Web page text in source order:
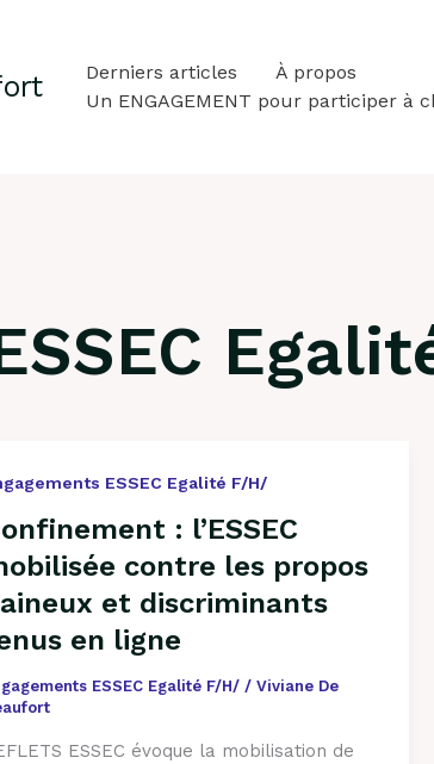
Derniers articles
À propos
Un ENGAGEMENT pour participer à
ESSEC Egalité F/H/
: l’ESSEC
contre les propos
et discriminants
en ligne
ESSEC Egalité F/H/ /Viviane De
ESSEC évoque la mobilisation de